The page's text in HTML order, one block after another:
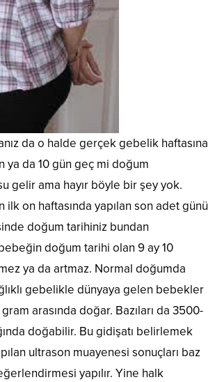
da o halde gerçek gebelik haftasına
ya da 10 gün geç mi doğum
gelir ama hayır böyle bir şey yok.
on haftasında yapılan son adet günü
doğum tarihiniz bundan
doğum tarihi olan 9 ay 10
ya da artmaz. Normal doğumda
gebelikle dünyaya gelen bebekler
arasında doğar. Bazıları da 3500-
doğabilir. Bu gidişatı belirlemek
ultrason muayenesi sonuçları baz
yapılır. Yine halk
uyuyan
çocukların
gelişimi...
sıralarda
almaktadır.
dediğimiz
zaman
sorunundan
bahsetmekteyiz.
Bu
beyin
kanaması
beyin...
portakal
ürünler
için
elimizin
bir
diye
var ve
gelişen
biz
kadınlara
estetik
konusunda
imkanlar
sunuyor.
en
önemlisi
bakımı
her
zaman
olması
dolu
bir cilt